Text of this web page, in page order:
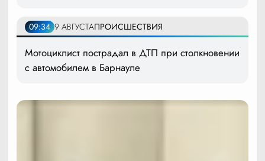
09:34 9 АВГУСТАПРОИСШЕСТВИЯ
Мотоциклист пострадал в ДТП при столкновении
с автомобилем в Барнауле